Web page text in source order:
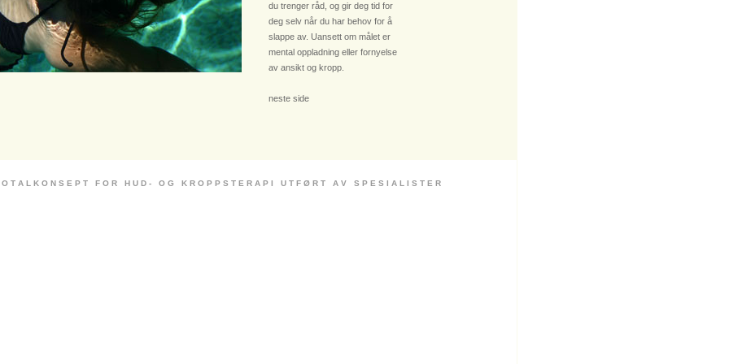
du trenger råd, og gir deg tid for
deg selv når du har behov for å
slappe av. Uansett om målet er
mental oppladning eller fornyelse
av ansikt og kropp.
neste side
O T A L K O N S E P T F O R H U D - O G K R O P P S T E R A P I U T F Ø R T A V S P E S I A L I S T E R